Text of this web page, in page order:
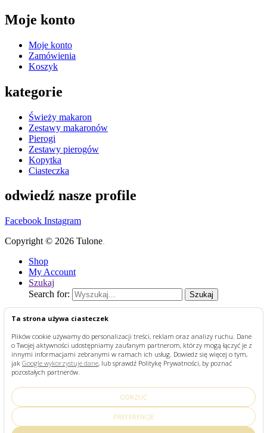
Ta strona używa ciasteczek
Plików cookie używamy do personalizacji treści, reklam oraz analizy ruchu. Dane
o Twojej aktywności udostępniamy zaufanym partnerom, którzy mogą łączyć je z
innymi informacjami zebranymi w ramach ich usług. Dowiedz się więcej o tym,
jak Google wykorzystuje dane, lub sprawdź Politykę Prywatności, by poznać
pozostałych partnerów.
ODRZUĆ
PREFERENCJE
Moje konto
Moje konto
Zamówienia
Koszyk
kategorie
Świeży makaron
Zestawy makaronów
Pierogi
Zestawy pierogów
Kopytka
Ciasteczka
odwiedź nasze profile
Facebook Instagram
Copyright © 2026 Tulone.
Shop
My Account
Szukaj
Search for:
Szukaj
STRONA GŁÓWNA
SKLEP
PRZEPISY
O TULONE
KONTAKT
Search for: